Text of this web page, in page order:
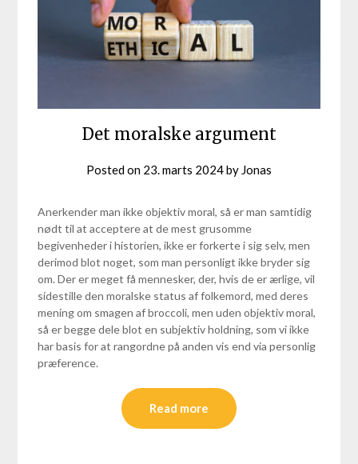
Det moralske argument
Posted on 23. marts 2024by Jonas
Anerkender man ikke objektiv moral, så er man samtidig
nødt til at acceptere at de mest grusomme
begivenheder i historien, ikke er forkerte i sig selv, men
derimod blot noget, som man personligt ikke bryder sig
om. Der er meget få mennesker, der, hvis de er ærlige, vil
sidestille den moralske status af folkemord, med deres
mening om smagen af broccoli, men uden objektiv moral,
så er begge dele blot en subjektiv holdning, som vi ikke
har basis for at rangordne på anden vis end via personlig
præference.
Read more